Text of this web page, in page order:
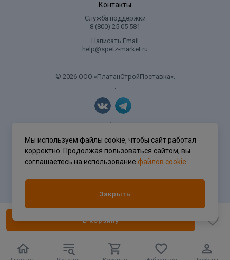
В корзину
Контакты
Служба поддержки
8 (800) 25 05 581
Написать Email
help@spetz-market.ru
© 2026 ООО «ПлатанСтройПоставка».
.
Политика конфиденциальности
Мы используем файлы cookie, чтобы сайт работал
корректно. Продолжая пользоваться сайтом, вы
соглашаетесь на использование файлов cookie
Закрыть